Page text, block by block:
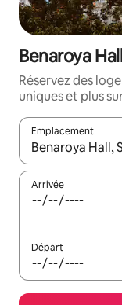
Benaroya
Réservez des
uniques et plus
Emplacement
Quand les
Arrivée
Départ